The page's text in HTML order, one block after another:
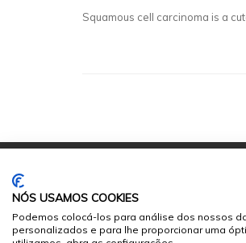
Squamous cell carcinoma is a
© 2026Sumários.org. Todos os
NÓS USAMOS COOKIES
Podemos colocá-los para análise dos nossos
personalizados e para lhe proporcionar uma